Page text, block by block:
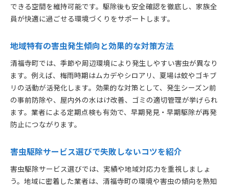
自宅でも取り入れやすい簡単な害虫対策法
プロの害虫駆除サービス利用のメリットとは
害虫駆除依頼時に押さえるべきポイント
見積もり依頼前に確認すべき害虫駆除の項目
業者選びで必須となる信頼性のチェック方法
駆除作業当日の流れと依頼者の注意点とは
害虫駆除依頼時に必要な準備と事前相談の重要性
アフターサービスや再発保証の有無を確認する
快適な生活環境を維持するための対策案
害虫駆除後も続けるべき日常的な予防習慣
住環境の工夫で害虫の再発を徹底的に防ぐ方法
できる空間を維持可能です。駆除後も安全確認を徹底し、家族全
員が快適に過ごせる環境づくりをサポートします。
地域特有の害虫発生傾向と効果的な対策方法
清福寺町では、季節や周辺環境により発生しやすい害虫が異なり
ます。例えば、梅雨時期はムカデやシロアリ、夏場は蚊やゴキブ
リの活動が活発化します。効果的な対策として、発生シーズン前
の事前防除や、屋内外の水はけ改善、ゴミの適切管理が挙げられ
ます。業者による定期点検も有効で、早期発見・早期駆除が再発
防止につながります。
害虫駆除サービス選びで失敗しないコツを紹介
害虫駆除サービス選びでは、実績や地域対応力を重視しましょ
う。地域に密着した業者は、清福寺町の環境や害虫の傾向を熟知